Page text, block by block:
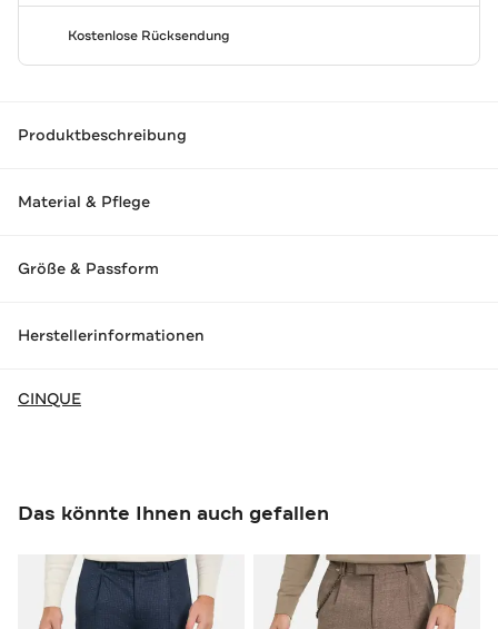
Kostenlose Rücksendung
Produktbeschreibung
Material & Pflege
Größe & Passform
Herstellerinformationen
CINQUE
Das könnte Ihnen auch gefallen